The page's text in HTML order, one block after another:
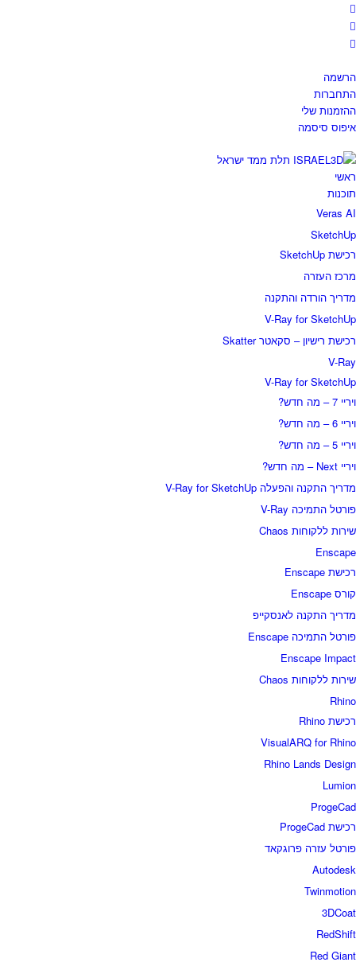
הרשמה
התחברות
ההזמנות שלי
איפוס סיסמה
ראשי
תוכנות
Veras AI
SketchUp
רכישת SketchUp
מרכז העזרה
מדריך הורדה והתקנה
V-Ray for SketchUp
רכישת רישיון – סקאטר Skatter
V-Ray
V-Ray for SketchUp
ויריי 7 – מה חדש?
ויריי 6 – מה חדש?
ויריי 5 – מה חדש?
ויריי Next – מה חדש?
מדריך התקנה והפעלה V-Ray for SketchUp
פורטל התמיכה V-Ray
שירות ללקוחות Chaos
Enscape
רכישת Enscape
קורס Enscape
מדריך התקנה לאנסקייפ
פורטל התמיכה Enscape
Enscape Impact
שירות ללקוחות Chaos
Rhino
רכישת Rhino
VisualARQ for Rhino
Rhino Lands Design
Lumion
ProgeCad
רכישת ProgeCad
פורטל עזרה פרוגקאד
Autodesk
Twinmotion
3DCoat
RedShift
Red Giant